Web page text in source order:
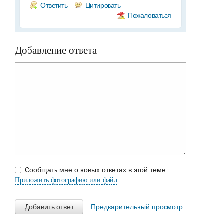
Ответить
Цитировать
Пожаловаться
Добавление ответа
Сообщать мне о новых ответах в этой теме
Приложить фотографию или файл
Добавить ответ Предварительный просмотр